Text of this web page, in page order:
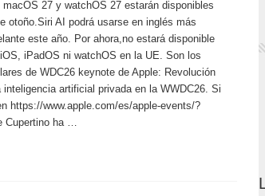
macOS 27 y watchOS 27 estarán disponibles
otoño.Siri AI podrá usarse en inglés más
este año. Por ahora,no estará disponible
iPadOS ni watchOS en la UE. Son los
de WDC26 keynote de Apple: Revolución
artificial privada en la WWDC26. Si
https://www.apple.com/es/apple-events/?
Cupertino ha …